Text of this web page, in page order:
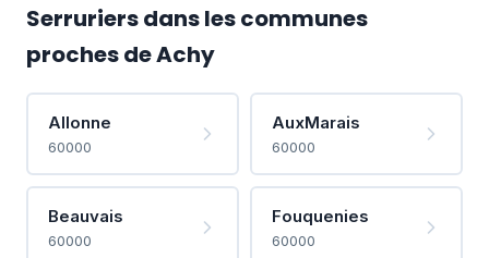
Serruriers dans les communes
proches de Achy
Allonne
60000
AuxMarais
60000
Beauvais
60000
Fouquenies
60000